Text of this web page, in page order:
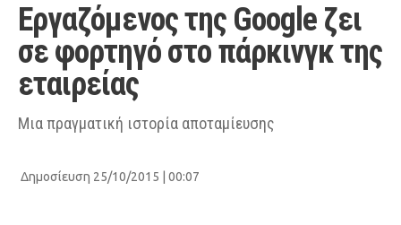
Ειδήσεις
Θέματα
Videos
Podcasts
Life
Εργαζόμενος της Google ζει
σε φορτηγό στο πάρκινγκ της
εταιρείας
Μια πραγματική ιστορία αποταμίευσης
Δημοσίευση 25/10/2015 | 00:07